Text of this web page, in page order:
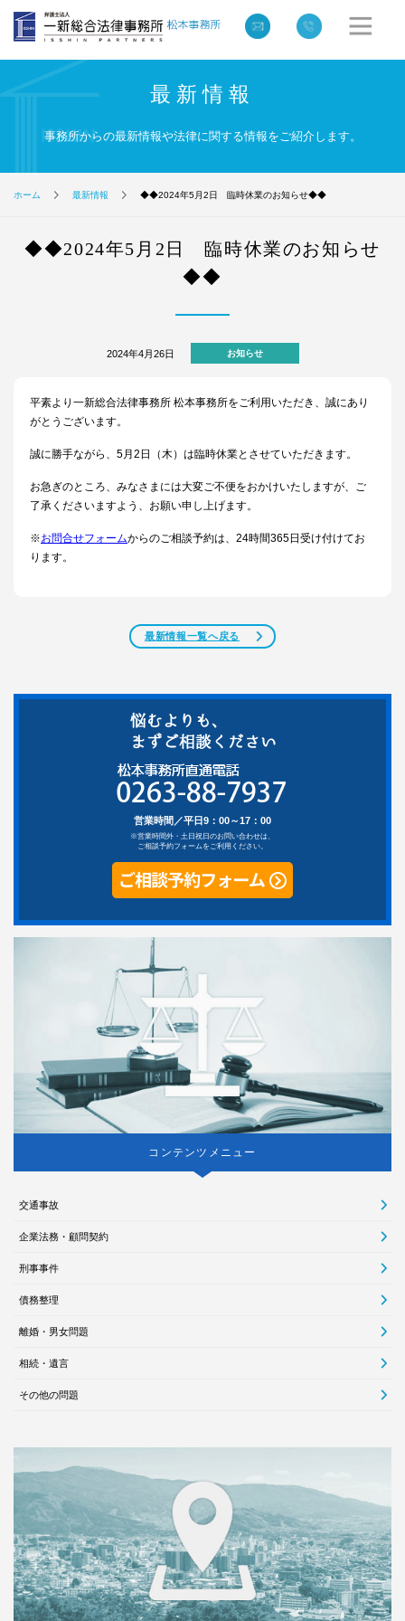
最新情報
事務所からの最新情報や法律に関する情報をご紹介します。
ホーム 最新情報 ◆◆2024年5月2日 臨時休業のお知らせ◆◆
◆◆2024年5月2日 臨時休業のお知らせ
◆◆
2024年4月26日 お知らせ
平素より一新総合法律事務所 松本事務所をご利用いただき、誠にあり
がとうございます。​
誠に勝手ながら、5月2日（木）は臨時休業とさせていただきます。
お急ぎのところ、みなさまには大変ご不便をおかけいたしますが、ご
了承くださいますよう、お願い申し上げます。
※お問合せフォームからのご相談予約は、24時間365日受け付けてお
ります。​
最新情報一覧へ戻る
営業時間／平日9：00～17：00
※営業時間外・土日祝日のお問い合わせは、
ご相談予約フォームをご利用ください。
コンテンツメニュー
交通事故
企業法務・顧問契約
刑事事件
債務整理
離婚・男女問題
相続・遺言
その他の問題